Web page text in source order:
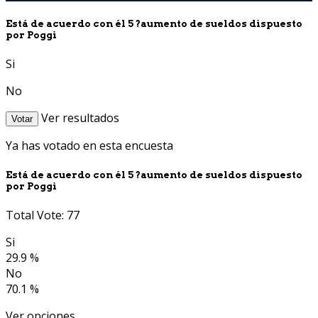
Está de acuerdo con él 5 ?aumento de sueldos dispuesto
por Poggi
Si
No
Votar
Ver resultados
Ya has votado en esta encuesta
Está de acuerdo con él 5 ?aumento de sueldos dispuesto
por Poggi
Total Vote: 77
Si
29.9 %
No
70.1 %